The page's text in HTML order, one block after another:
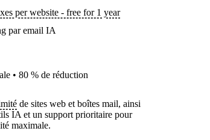
per website - free for 1 year
par email IA
• 80 % de réduction
de sites web et boîtes mail, ainsi
IA et un support prioritaire pour
maximale.